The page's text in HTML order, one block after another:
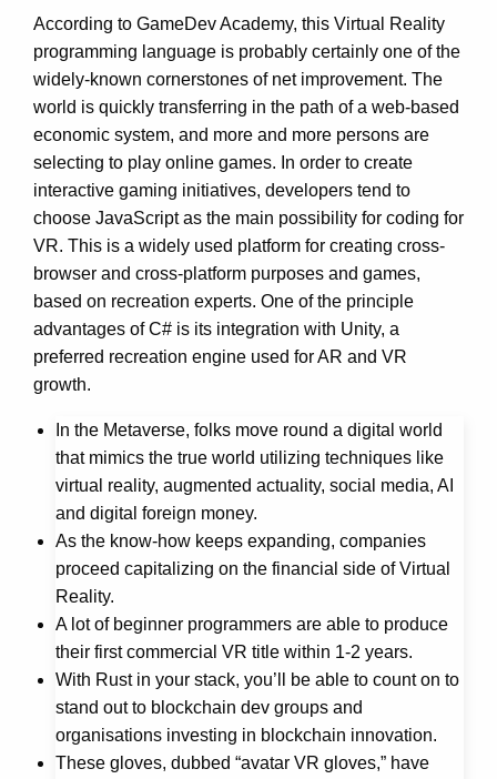
According to GameDev Academy, this Virtual Reality
programming language is probably certainly one of the
widely-known cornerstones of net improvement. The
world is quickly transferring in the path of a web-based
economic system, and more and more persons are
selecting to play online games. In order to create
interactive gaming initiatives, developers tend to
choose JavaScript as the main possibility for coding for
VR. This is a widely used platform for creating cross-
browser and cross-platform purposes and games,
based on recreation experts. One of the principle
advantages of C# is its integration with Unity, a
preferred recreation engine used for AR and VR
growth.
In the Metaverse, folks move round a digital world
that mimics the true world utilizing techniques like
virtual reality, augmented actuality, social media, AI
and digital foreign money.
As the know-how keeps expanding, companies
proceed capitalizing on the financial side of Virtual
Reality.
A lot of beginner programmers are able to produce
their first commercial VR title within 1-2 years.
With Rust in your stack, you’ll be able to count on to
stand out to blockchain dev groups and
organisations investing in blockchain innovation.
These gloves, dubbed “avatar VR gloves,” have